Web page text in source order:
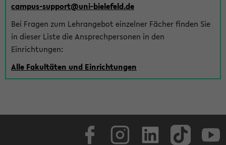
campus-support@uni-bielefeld.de
Bei Fragen zum Lehrangebot einzelner Fächer finden Sie
in dieser Liste die Ansprechpersonen in den
Einrichtungen:
Alle Fakultäten und Einrichtungen